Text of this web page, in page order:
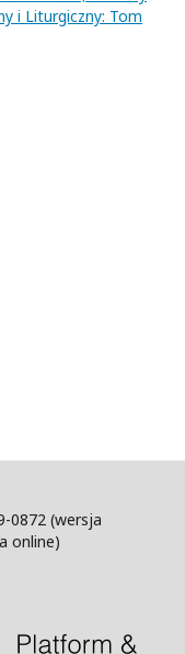
i Liturgiczny: Tom
0872 (wersja
online)